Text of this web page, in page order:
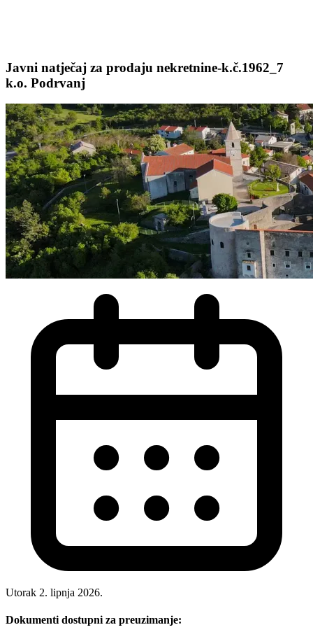
Javni natječaj za prodaju nekretnine-k.č.1962_7
k.o. Podrvanj
Utorak 2. lipnja 2026.
Dokumenti dostupni za preuzimanje: